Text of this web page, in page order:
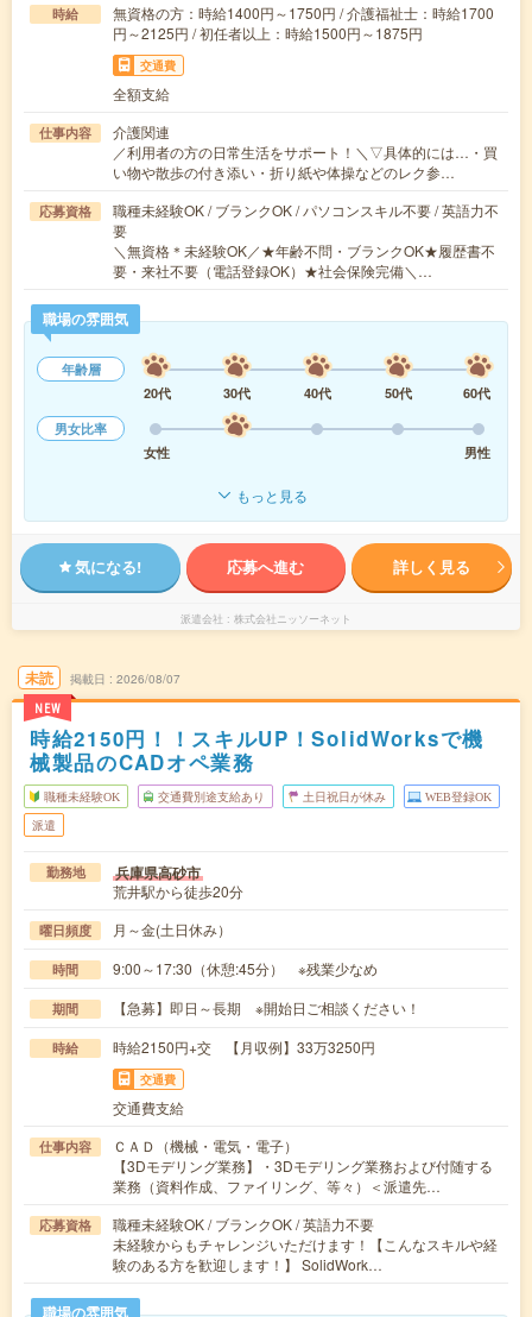
時給
無資格の方：時給1400円～1750円 / 介護福祉士：時給1700
円～2125円 / 初任者以上：時給1500円～1875円
交通費
全額支給
仕事内容
介護関連
／利用者の方の日常生活をサポート！＼▽具体的には…・買
い物や散歩の付き添い・折り紙や体操などのレク参…
応募資格
職種未経験OK / ブランクOK / パソコンスキル不要 / 英語力不
要
＼無資格＊未経験OK／★年齢不問・ブランクOK★履歴書不
要・来社不要（電話登録OK）★社会保険完備＼…
職場の雰囲気
年齢層
20代
30代 40代 50代
60代
男女比率
女性
男性
もっと見る
気になる! 応募へ進む 詳しく見る
派遣会社 株式会社ニッソーネット
未読
NEW
掲載日 2026/08/07
時給2150円！！スキルUP！SolidWorksで機
械製品のCADオペ業務
職種未経験OK 交通費別途支給あり 土日祝日が休み WEB登録OK
派遣
勤務地 兵庫県高砂市
荒井駅から徒歩20分
曜日頻度 月～金(土日休み）
時間 9:00～17:30（休憩:45分） ※残業少なめ
期間 【急募】即日～長期 ※開始日ご相談ください！
時給 時給2150円+交 【月収例】33万3250円
交通費
交通費支給
仕事内容
ＣＡＤ（機械・電気・電子）
【3Dモデリング業務】・3Dモデリング業務および付随する
業務（資料作成、ファイリング、等々）＜派遣先…
応募資格
職種未経験OK / ブランクOK / 英語力不要
未経験からもチャレンジいただけます！【こんなスキルや経
験のある方を歓迎します！】 SolidWork…
職場の雰囲気